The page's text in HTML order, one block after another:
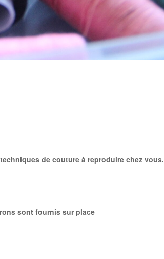
de couture à reproduire chez vous.
sont fournis sur place